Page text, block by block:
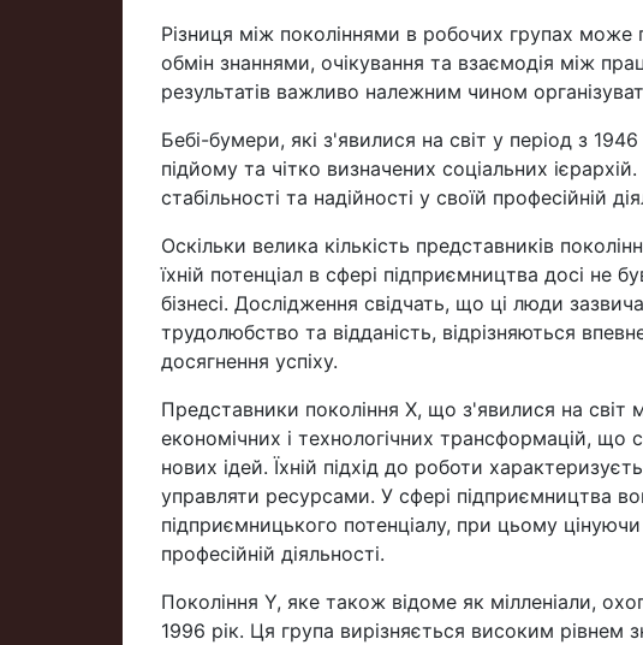
Різниця між поколіннями в робочих групах
обмін знаннями, очікування та взаємодія між
результатів важливо належним чином
Бебі-бумери, які з'явилися на світ у період з
підйому та чітко визначених соціальних
стабільності та надійності у своїй професійній
Оскільки велика кількість представників
їхній потенціал в сфері підприємництва досі не
бізнесі. Дослідження свідчать, що ці люди
трудолюбство та відданість, відрізняються
досягнення успіху.
Представники покоління X, що з'явилися на світ
економічних і технологічних трансформацій, що
нових ідей. Їхній підхід до роботи
управляти ресурсами. У сфері підприємництва
підприємницького потенціалу, при цьому цінуючи
професійній діяльності.
Покоління Y, яке також відоме як мілленіали,
1996 рік. Ця група вирізняється високим рівнем